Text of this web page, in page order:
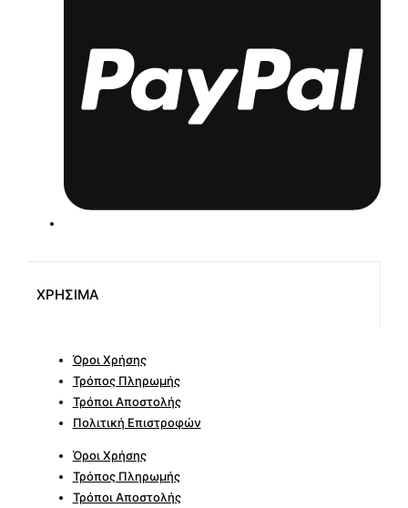
ΧΡΗΣΙΜΑ
Όροι Χρήσης
Τρόπος Πληρωμής
Τρόποι Αποστολής
Πολιτική Επιστροφών
Όροι Χρήσης
Τρόπος Πληρωμής
Τρόποι Αποστολής